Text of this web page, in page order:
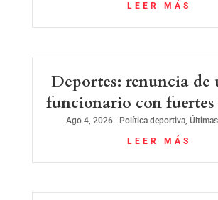
LEER MÁS
Deportes: renuncia de
funcionario con
Ago 4, 2026 Política deportiva,
LEER MÁS